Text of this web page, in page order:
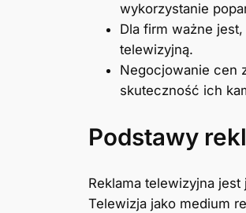
wykorzystanie
Dla firm ważne
telewizyjną.
Negocjowanie cen
skuteczność ich
Podstawy
Reklama telewizyjna
Telewizja jako medium